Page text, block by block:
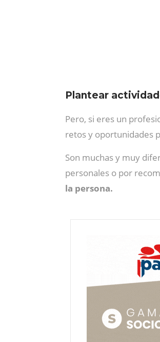
Plantear
Pero, si eres un
retos y oportunidades
Son muchas y muy
personales o por
la persona.